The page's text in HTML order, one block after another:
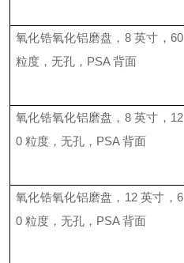
氧化锆氧化铝磨盘， 8英寸，60
粒度，无孔， PSA背面
氧化锆氧化铝磨盘， 8英寸， 12
0 粒度，无孔， PSA背面
氧化锆氧化铝磨盘， 12英寸，6
0 粒度，无孔， PSA背面